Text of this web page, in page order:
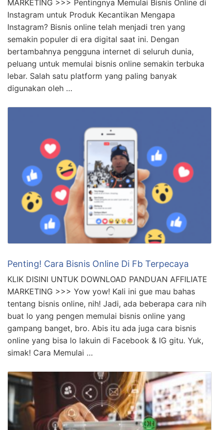
MARKETING >>> Pentingnya Memulai Bisnis Online di
Instagram untuk Produk Kecantikan Mengapa
Instagram? Bisnis online telah menjadi tren yang
semakin populer di era digital saat ini. Dengan
bertambahnya pengguna internet di seluruh dunia,
peluang untuk memulai bisnis online semakin terbuka
lebar. Salah satu platform yang paling banyak
digunakan oleh …
Penting! Cara Bisnis Online Di Fb Terpecaya
KLIK DISINI UNTUK DOWNLOAD PANDUAN AFFILIATE
MARKETING >>> Yow yow! Kali ini gue mau bahas
tentang bisnis online, nih! Jadi, ada beberapa cara nih
buat lo yang pengen memulai bisnis online yang
gampang banget, bro. Abis itu ada juga cara bisnis
online yang bisa lo lakuin di Facebook & IG gitu. Yuk,
simak! Cara Memulai …